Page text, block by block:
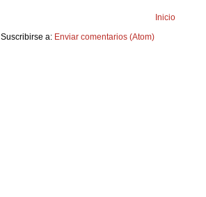
Inicio
Suscribirse a: Enviar comentarios (Atom)